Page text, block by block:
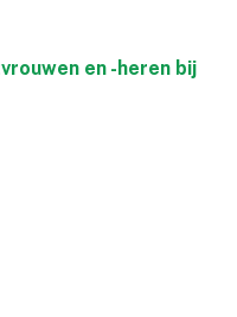
en -heren bij